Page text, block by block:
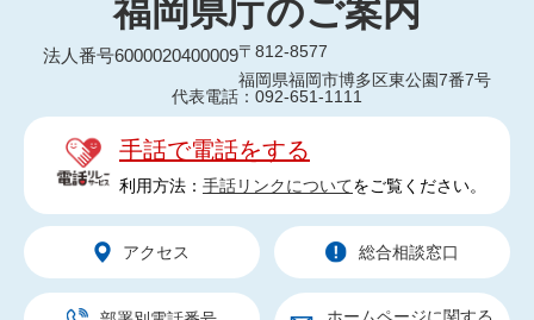
福岡県庁のご案内
法人番号6000020400009〒812-8577
福岡県福岡市博多区東公園7番7号
代表電話：092-651-1111
手話で電話をする
利用方法： 手話リンクについてをご覧ください。
アクセス 総合相談窓口